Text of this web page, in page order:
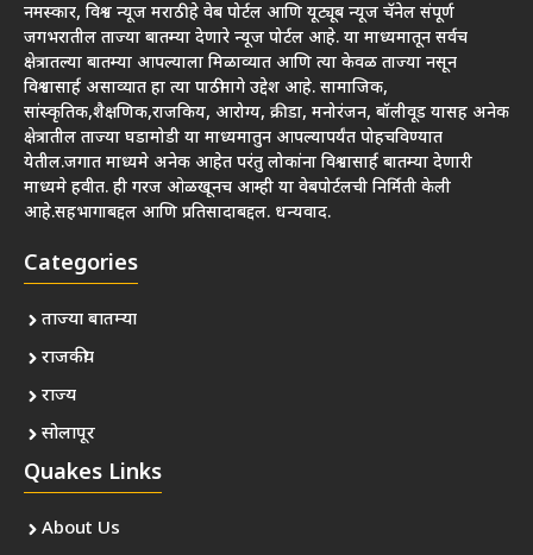
नमस्कार, विश्व न्यूज मराठी हे वेब पोर्टल आणि यूट्यूब न्यूज चॅनेल संपूर्ण
जगभरातील ताज्या बातम्या देणारे न्यूज पोर्टल आहे. या माध्यमातून सर्वच
क्षेत्रातल्या बातम्या आपल्याला मिळाव्यात आणि त्या केवळ ताज्या नसून
विश्वासार्ह असाव्यात हा त्या पाठीमागे उद्देश आहे. सामाजिक,
सांस्कृतिक,शैक्षणिक,राजकिय, आरोग्य, क्रीडा, मनोरंजन, बॉलीवूड यासह अनेक
क्षेत्रातील ताज्या घडामोडी या माध्यमातुन आपल्यापर्यंत पोहचविण्यात
येतील.जगात माध्यमे अनेक आहेत परंतु लोकांना विश्वासार्ह बातम्या देणारी
माध्यमे हवीत. ही गरज ओळखूनच आम्ही या वेबपोर्टलची निर्मिती केली
आहे.सहभागाबद्दल आणि प्रतिसादाबद्दल. धन्यवाद.
Categories
ताज्या बातम्या
राजकीय
राज्य
सोलापूर
Quakes Links
About Us